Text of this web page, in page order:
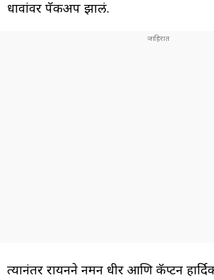
धावांवर पॅकअप झालं.
त्यानंतर रायनने नमन धीर आणि कॅप्टन